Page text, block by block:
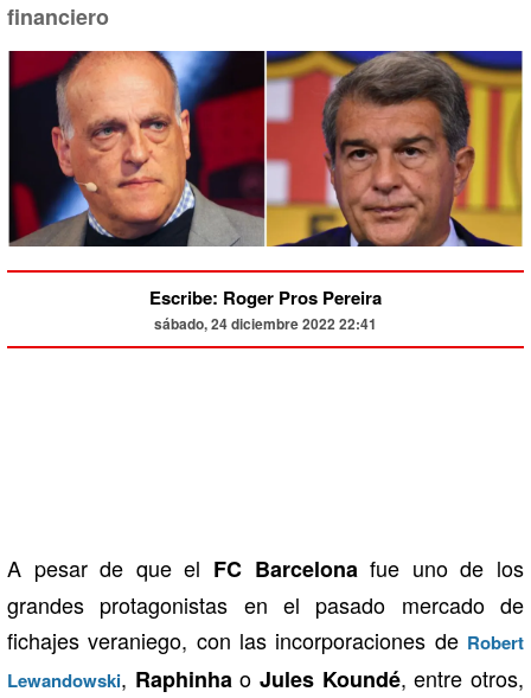
financiero
Escribe: Roger Pros Pereira
sábado, 24 diciembre 2022 22:41
A pesar de que el FC Barcelona fue uno de los
grandes protagonistas en el pasado mercado de
fichajes veraniego, con las incorporaciones de Robert
Lewandowski, Raphinha oJules Koundé, entre otros,